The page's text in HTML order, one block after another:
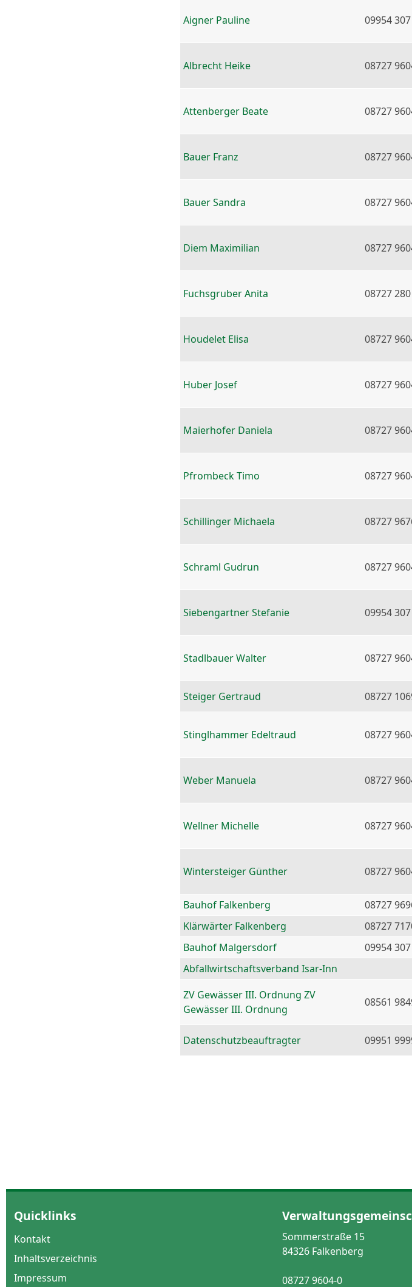
Aigner Pauline 09954 307
Albrecht Heike 08727
Attenberger Beate 08727
Bauer Franz 08727
Bauer Sandra 08727
Diem Maximilian 08727
Fuchsgruber Anita 08727 280
Houdelet Elisa 08727
Huber Josef 08727
Maierhofer Daniela 08727
Pfrombeck Timo 08727
Schillinger Michaela 08727
Schraml Gudrun 08727
Siebengartner Stefanie 09954 307
Stadlbauer Walter 08727
Steiger Gertraud
08727
Stinglhammer Edeltraud 08727
Weber Manuela 08727
Wellner Michelle 08727
Wintersteiger Günther 08727
Bauhof Falkenberg
08727
Klärwärter Falkenberg
08727
Bauhof Malgersdorf
09954 307
Abfallwirtschaftsverband Isar-Inn
ZV Gewässer III. Ordnung ZV
Gewässer III. Ordnung
08561
Datenschutzbeauftragter
09951
Quicklinks
Kontakt
Inhaltsverzeichnis
Impressum
Sommerstraße 15
84326 Falkenberg
08727 9604-0